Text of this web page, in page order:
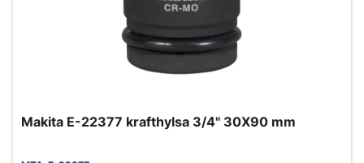
Makita E-22377 krafthylsa 3/4" 30X90 mm